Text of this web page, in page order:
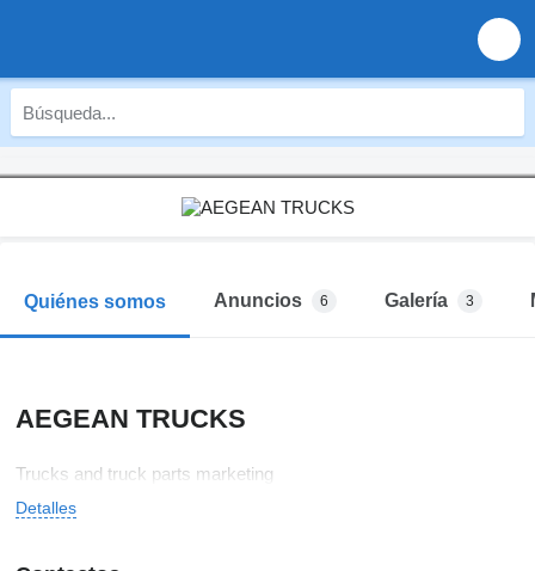
Quiénes somos Anuncios 6 Galería 3
AEGEAN TRUCKS
Trucks and truck parts marketing
Detalles